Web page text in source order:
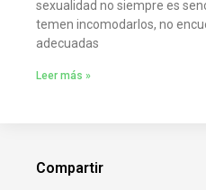
sexualidad no siempre es
temen incomodarlos, no
adecuadas
Leer más »
Compartir